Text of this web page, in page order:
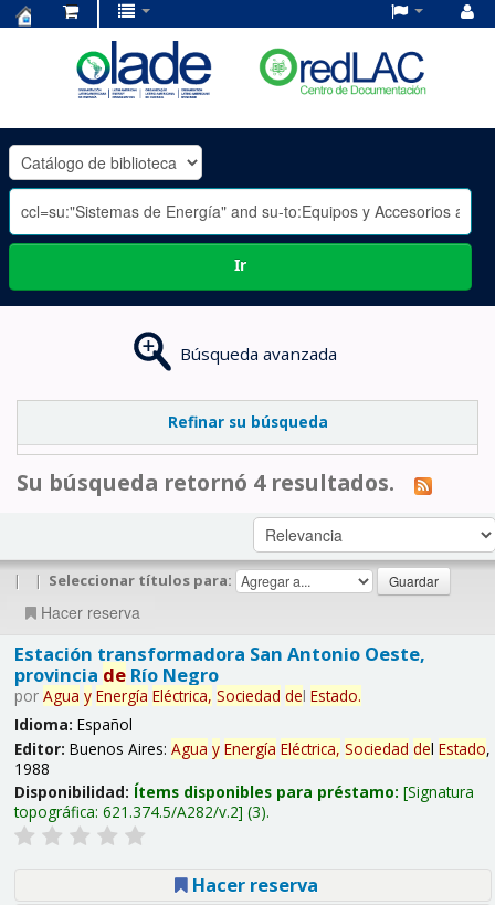
OLADE
-
Ir
Búsqueda avanzada
Refinar su búsqueda
Su búsqueda retornó 4 resultados.
| | Seleccionar títulos para:
Hacer reserva
Estación transformadora San Antonio Oeste,
provincia deRío Negro
por Agua y Energía Eléctrica, Sociedad del Estado.
Idioma: Español
Editor: Buenos Aires: Agua y Energía Eléctrica, Sociedad del Estado,
1988
Disponibilidad: Ítems disponibles para préstamo: Signatura
topográfica: 621.374.5/A282/v.2 (3).
Hacer reserva